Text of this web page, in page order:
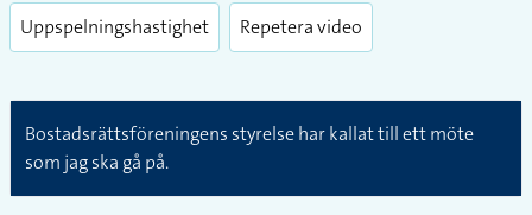
Uppspelningshastighet Repetera video
Bostadsrättsföreningens styrelse har kallat till ett möte
som jag ska gå på.